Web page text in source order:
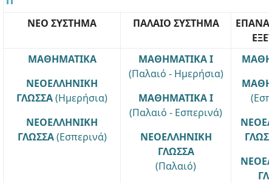
ΝΕΟ ΣΥΣΤΗΜΑ ΠΑΛΑΙΟ ΣΥΣΤΗΜΑ
ΜΑΘΗΜΑΤΙΚΑ
ΝΕΟΕΛΛΗΝΙΚΗ
ΓΛΩΣΣΑ(Ημερήσια)
ΝΕΟΕΛΛΗΝΙΚΗ
ΓΛΩΣΣΑ(Εσπερινά)
ΜΑΘΗΜΑΤΙΚΑ Ι
(Παλαιό - Ημερήσια)
ΜΑΘΗΜΑΤΙΚΑ Ι
(Παλαιό - Εσπερινά)
ΝΕΟΕΛΛΗΝΙΚΗ
ΓΛΩΣΣΑ
(Παλαιό)